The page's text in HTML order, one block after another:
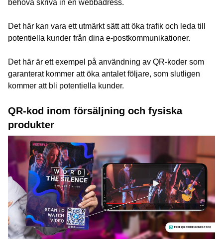
behöva skriva in en webbadress.
Det här kan vara ett utmärkt sätt att öka trafik och leda till
potentiella kunder från dina e-postkommunikationer.
Det här är ett exempel på användning av QR-koder som
garanterat kommer att öka antalet följare, som slutligen
kommer att bli potentiella kunder.
QR-kod inom försäljning och fysiska
produkter